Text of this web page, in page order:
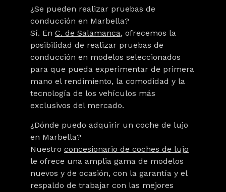
¿Se pueden realizar pruebas de
conducción en Marbella?
Sí. En C. de Salamanca, ofrecemos la
posibilidad de realizar pruebas de
conducción en modelos seleccionados
para que pueda experimentar de primera
mano el rendimiento, la comodidad y la
tecnología de los vehículos más
exclusivos del mercado.
¿Dónde puedo adquirir un coche de lujo
en Marbella?
Nuestro concesionario de coches de lujo
le ofrece una amplia gama de modelos
nuevos y de ocasión, con la garantía y el
respaldo de trabajar con las mejores